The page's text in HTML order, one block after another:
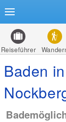
Reiseführer
Baden